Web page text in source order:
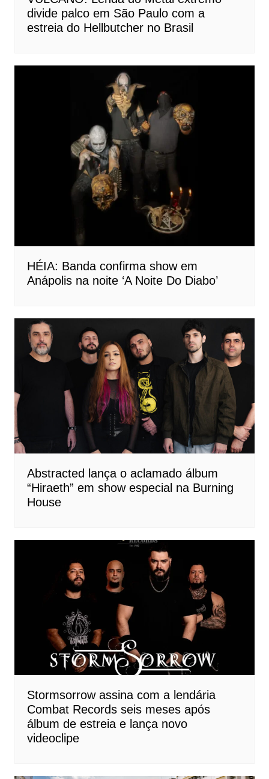
divide palco em São Paulo com a
estreia do Hellbutcher no Brasil
HÉIA: Banda confirma show em
Anápolis na noite ‘A Noite Do Diabo’
Abstracted lança o aclamado álbum
“Hiraeth” em show especial na Burning
House
Stormsorrow assina com a lendária
Combat Records seis meses após
álbum de estreia e lança novo
videoclipe